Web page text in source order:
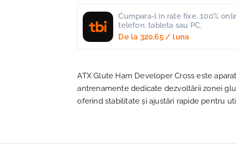
Cumpara-l in rate fixe, 100%
telefon, tableta sau PC.
De la 320,65/ luna
ATX Glute Ham Developer Cross este
antrenamente dedicate dezvoltării zonei
oferind stabilitate și ajustări rapide pentru